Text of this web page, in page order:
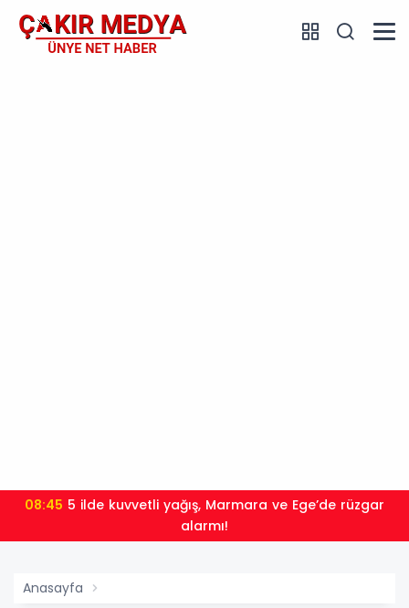
08:45
alarmı!
Anasayfa